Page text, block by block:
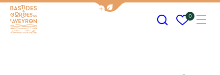
Afficher la barre de navigation
Mes
0